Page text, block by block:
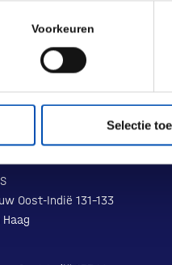
Voorkeuren
Selectie
Oost-Indië 131-133